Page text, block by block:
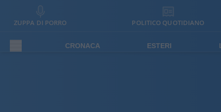
ZUPPA DI PORRO POLITICO QUOTIDIANO
CRONACA ESTERI